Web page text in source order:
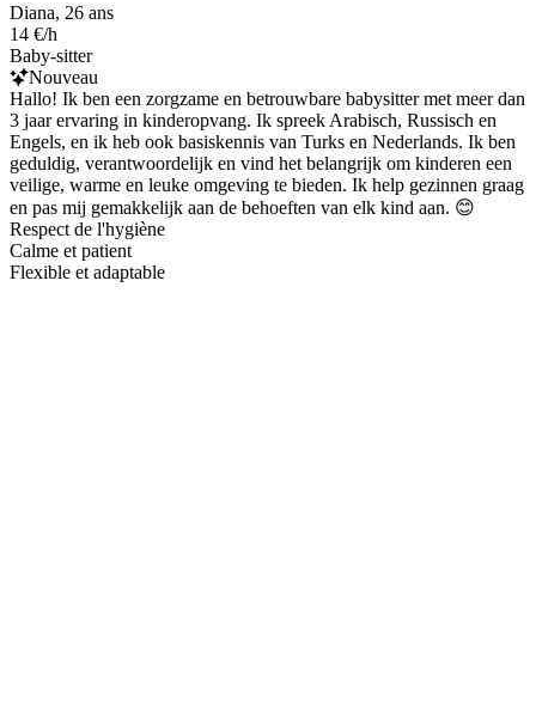
Diana, 26 ans
14 €/h
Baby-sitter
Nouveau
Hallo! Ik ben een zorgzame en betrouwbare babysitter met meer dan
3 jaar ervaring in kinderopvang. Ik spreek Arabisch, Russisch en
Engels, en ik heb ook basiskennis van Turks en Nederlands. Ik ben
geduldig, verantwoordelijk en vind het belangrijk om kinderen een
veilige, warme en leuke omgeving te bieden. Ik help gezinnen graag
en pas mij gemakkelijk aan de behoeften van elk kind aan. 😊
Respect de l'hygiène
Calme et patient
Flexible et adaptable